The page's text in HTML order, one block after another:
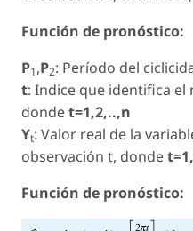
Función de pronóstico:
P1,P2: Período del
t: Indice que identifica
dondet=1,2,..,n
Yt: Valor real de la
observación t, donde
Función de pronóstico: